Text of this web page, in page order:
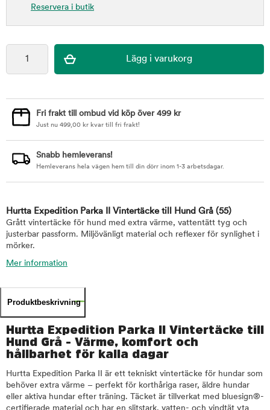
Reservera i butik
Fri frakt till ombud vid köp över 499 kr
Just nu 499,00 kr kvar till fri frakt!
Snabb hemleverans!
Hemleverans hela vägen hem till din dörr inom 1-3 arbetsdagar.
Hurtta Expedition Parka II Vintertäcke till Hund Grå (55)
Grått vintertäcke för hund med extra värme, vattentätt tyg och
justerbar passform. Miljövänligt material och reflexer för synlighet i
mörker.
Mer information
Produktbeskrivning
Hurtta Expedition Parka II Vintertäcke till
Hund Grå - Värme, komfort och
hållbarhet för kalla dagar
Hurtta Expedition Parka II är ett tekniskt vintertäcke för hundar som
behöver extra värme – perfekt för korthåriga raser, äldre hundar
eller aktiva hundar efter träning. Täcket är tillverkat med bluesign®-